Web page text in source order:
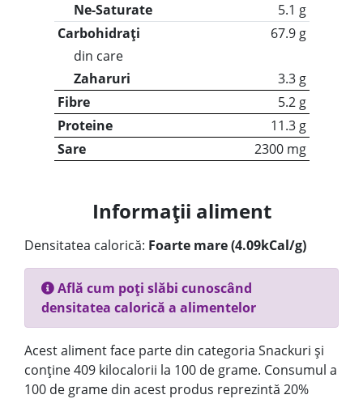
Ne-Saturate
5.1 g
Carbohidrați
67.9 g
din care
Zaharuri
3.3 g
Fibre
5.2 g
Proteine
11.3 g
Sare
2300 mg
Informații aliment
Densitatea calorică: Foarte mare (4.09kCal/g)
Află cum poți slăbi cunoscând
densitatea calorică a alimentelor
Acest aliment face parte din categoria Snackuri și
conține 409 kilocalorii la 100 de grame. Consumul a
100 de grame din acest produs reprezintă 20%